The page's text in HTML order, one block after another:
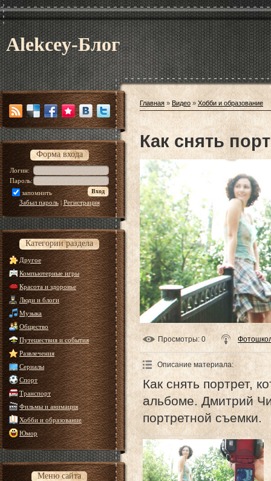
Alekcey-Блог
Форма входа
Логин:
Пароль:
запомнить
Забыл пароль|Регистрация
Категории раздела
Другое
Компьютерные игры
Красота и здоровье
Люди и блоги
Музыка
Общество
Путешествия и события
Развлечения
Сериалы
Спорт
Транспорт
Фильмы и анимация
Хобби и образование
Юмор
Меню сайта
Главная » Видео » Хобби и образование
Как снять
Просмотры: 0
Описание материала:
Как снять портрет,
альбоме. Дмитрий
портретной съемки.